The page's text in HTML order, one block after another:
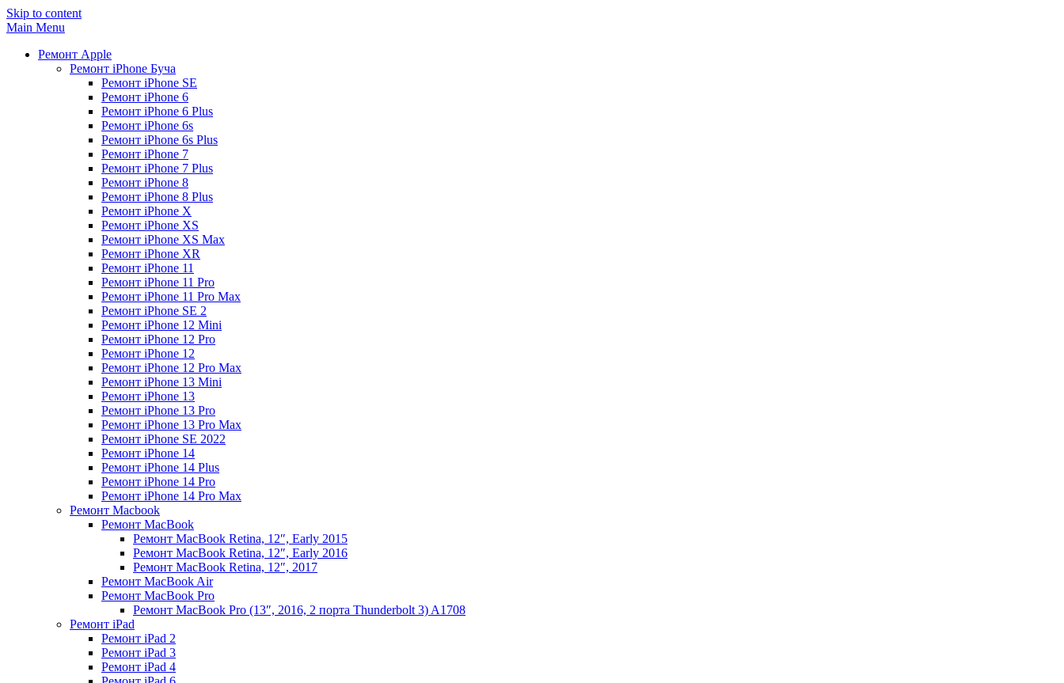
Skip to content
Main Menu
Ремонт Apple
Ремонт iPhone Буча
Ремонт iPhone SE
Ремонт iPhone 6
Ремонт iPhone 6 Plus
Ремонт iPhone 6s
Ремонт iPhone 6s Plus
Ремонт iPhone 7
Ремонт iPhone 7 Plus
Ремонт iPhone 8
Ремонт iPhone 8 Plus
Ремонт iPhone X
Ремонт iPhone XS
Ремонт iPhone XS Max
Ремонт iPhone XR
Ремонт iPhone 11
Ремонт iPhone 11 Pro
Ремонт iPhone 11 Pro Max
Ремонт iPhone SE 2
Ремонт iPhone 12 Mini
Ремонт iPhone 12 Pro
Ремонт iPhone 12
Ремонт iPhone 12 Pro Max
Ремонт iPhone 13 Mini
Ремонт iPhone 13
Ремонт iPhone 13 Pro
Ремонт iPhone 13 Pro Max
Ремонт iPhone SE 2022
Ремонт iPhone 14
Ремонт iPhone 14 Plus
Ремонт iPhone 14 Pro
Ремонт iPhone 14 Pro Max
Ремонт Macbook
Ремонт MacBook
Ремонт MacBook Retina, 12″, Early 2015
Ремонт MacBook Retina, 12″, Early 2016
Ремонт MacBook Retina, 12″, 2017
Ремонт MacBook Air
Ремонт MacBook Pro
Ремонт MacBook Pro (13″, 2016, 2 порта Thunderbolt 3) A1708
Ремонт iPad
Ремонт iPad 2
Ремонт iPad 3
Ремонт iPad 4